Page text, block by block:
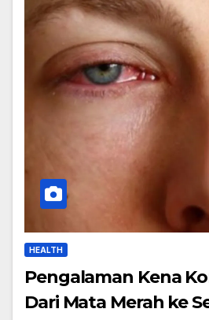
HEALTH
Pengalaman Kena
Dari Mata Merah ke